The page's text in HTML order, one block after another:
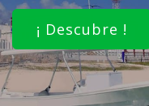
¡ Descubre !